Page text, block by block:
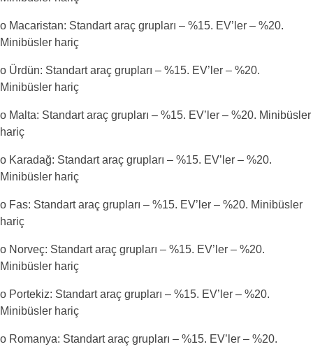
o Macaristan: Standart araç grupları – %15. EV’ler – %20.
Minibüsler hariç
o Ürdün: Standart araç grupları – %15. EV’ler – %20.
Minibüsler hariç
o Malta: Standart araç grupları – %15. EV’ler – %20. Minibüsler
hariç
o Karadağ: Standart araç grupları – %15. EV’ler – %20.
Minibüsler hariç
o Fas: Standart araç grupları – %15. EV’ler – %20. Minibüsler
hariç
o Norveç: Standart araç grupları – %15. EV’ler – %20.
Minibüsler hariç
o Portekiz: Standart araç grupları – %15. EV’ler – %20.
Minibüsler hariç
o Romanya: Standart araç grupları – %15. EV’ler – %20.